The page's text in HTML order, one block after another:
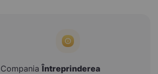
CompaniaÎntreprinderea